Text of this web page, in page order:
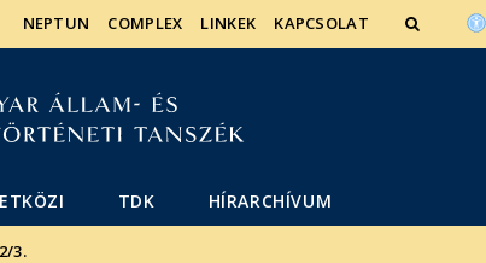
NEPTUN COMPLEX LINKEK KAPCSOLAT
TDK HÍRARCHÍVUM
3.